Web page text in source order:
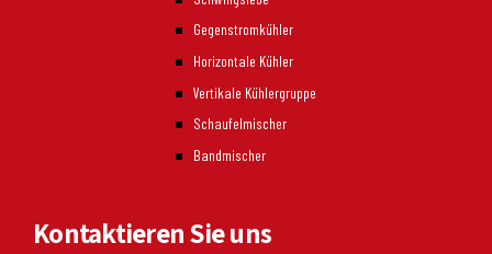
Gegenstromkühler
Horizontale Kühler
Vertikale Kühlergruppe
Schaufelmischer
Bandmischer
Kontaktieren Sie uns